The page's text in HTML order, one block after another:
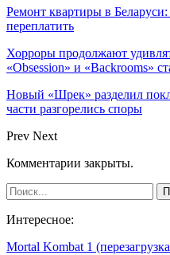
Ремонт квартиры в Беларуси:
переплатить
Хорроры продолжают
«Obsession» и «Backrooms»
Новый «Шрек» разделил
части разгорелись споры
Prev Next
Комментарии закрыты.
Интересное:
Mortal Kombat 1